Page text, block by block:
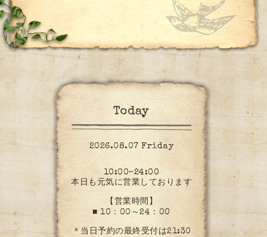
Today
2026.08.07 Friday
10:00~24:00
本日も元気に営業しております
【営業時間】
■ 10：00～24：00
＊当日予約の最終受付は21:30